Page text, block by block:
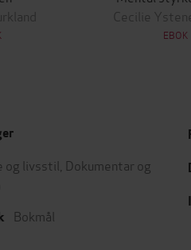
Cecilie
EBOK
og livsstil
Dokumentar og
Bokmål